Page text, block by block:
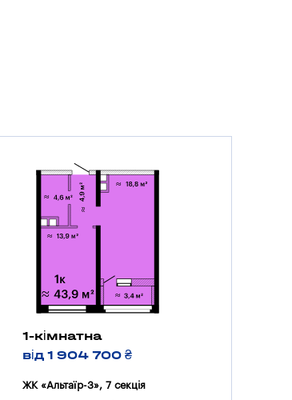
1-кімнатна
від 1 904 700 ₴
ЖК «Альтаїр-3», 7 секцiя